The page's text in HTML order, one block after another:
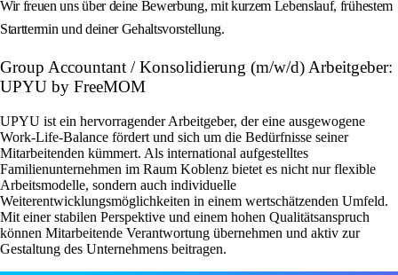
Wir freuen uns über deine Bewerbung, mit kurzem Lebenslauf, frühestem
Starttermin und deiner Gehaltsvorstellung.
Group Accountant / Konsolidierung (m/w/d) Arbeitgeber:
UPYU by FreeMOM
UPYU ist ein hervorragender Arbeitgeber, der eine ausgewogene
Work-Life-Balance fördert und sich um die Bedürfnisse seiner
Mitarbeitenden kümmert. Als international aufgestelltes
Familienunternehmen im Raum Koblenz bietet es nicht nur flexible
Arbeitsmodelle, sondern auch individuelle
Weiterentwicklungsmöglichkeiten in einem wertschätzenden Umfeld.
Mit einer stabilen Perspektive und einem hohen Qualitätsanspruch
können Mitarbeitende Verantwortung übernehmen und aktiv zur
Gestaltung des Unternehmens beitragen.